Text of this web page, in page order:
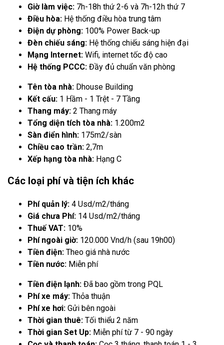
Giờ làm việc: 7h-18h thứ 2-6 và 7h-12h thứ 7
Điều hòa: Hệ thống điều hòa trung tâm
Điện dự phòng: 100% Power Back-up
Đèn chiếu sáng: Hệ thống chiếu sáng hiện đại
Mạng Internet: Wifi, internet tốc độ cao
Hệ thống PCCC: Đầy đủ chuẩn văn phòng
Tên tòa nhà: Dhouse Building
Kết cấu: 1 Hầm - 1 Trệt - 7 Tầng
Thang máy: 2 Thang máy
Tổng diện tích tòa nhà: 1.200m2
Sàn điển hình: 175m2/sàn
Chiều cao trần: 2,7m
Xếp hạng tòa nhà: Hạng C
Các loại phí và tiện ích khác
Phí quản lý: 4 Usd/m2/tháng
Giá chưa Phí: 14 Usd/m2/tháng
Thuế VAT: 10%
Phí ngoài giờ: 120.000 Vnd/h (sau 19h00)
Tiền điện: Theo giá nhà nước
Tiền nước: Miễn phí
Tiền điện lạnh: Đã bao gồm trong PQL
Phí xe máy: Thỏa thuận
Phí xe hơi: Gửi bên ngoài
Thời gian thuê: Tối thiểu 2 năm
Thời gian Set Up: Miễn phí từ 7 - 90 ngày